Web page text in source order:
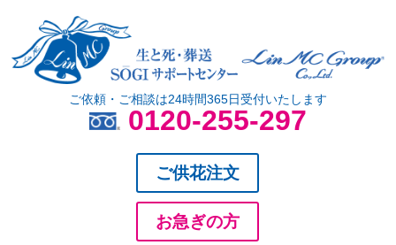
ご依頼・ご相談は24時間365日受付いたします
0120-255-297
ご供花注文
お急ぎの方